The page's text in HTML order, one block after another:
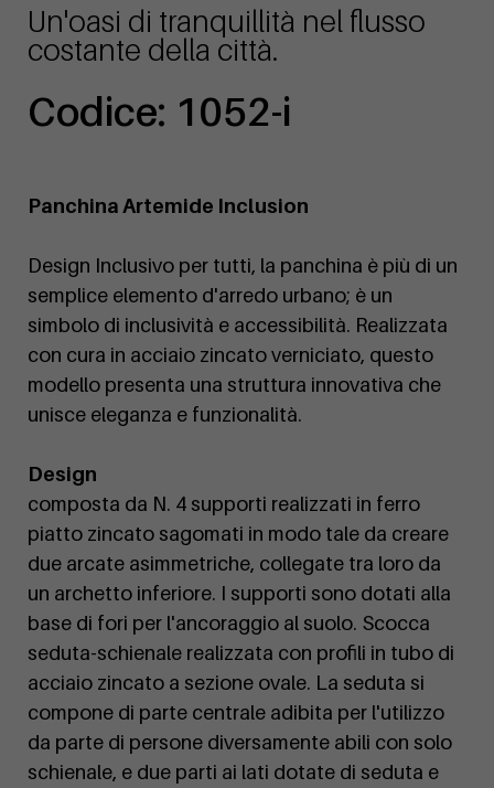
Un'oasi di tranquillità nel flusso
costante della città.
Codice: 1052-i
Panchina Artemide Inclusion
Design Inclusivo per tutti, la panchina è più di un
semplice elemento d'arredo urbano; è un
simbolo di inclusività e accessibilità. Realizzata
con cura in acciaio zincato verniciato, questo
modello presenta una struttura innovativa che
unisce eleganza e funzionalità.
Design
composta da N. 4 supporti realizzati in ferro
piatto zincato sagomati in modo tale da creare
due arcate asimmetriche, collegate tra loro da
un archetto inferiore. I supporti sono dotati alla
base di fori per l'ancoraggio al suolo. Scocca
seduta-schienale realizzata con profili in tubo di
acciaio zincato a sezione ovale. La seduta si
compone di parte centrale adibita per l'utilizzo
da parte di persone diversamente abili con solo
schienale, e due parti ai lati dotate di seduta e